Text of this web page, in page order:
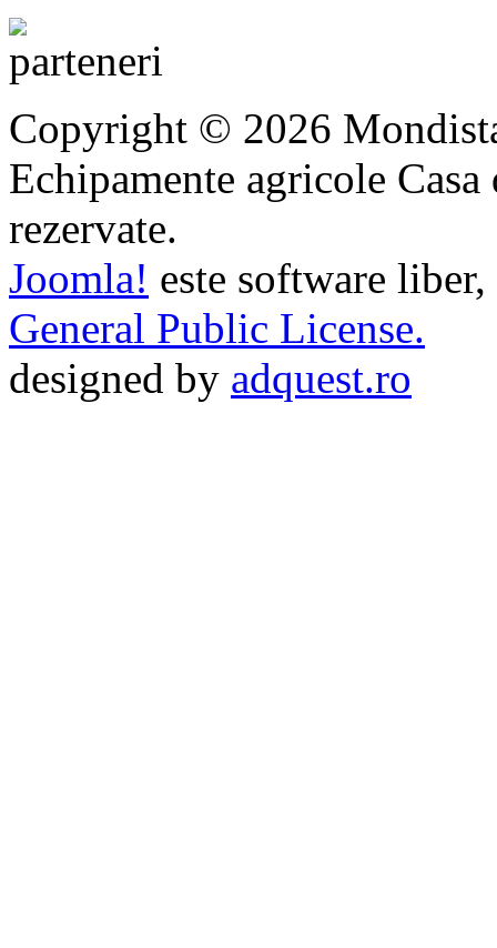
Copyright © 2026
Echipamente agricole
rezervate.
Joomla! este software
General Public License.
designed by adquest.ro